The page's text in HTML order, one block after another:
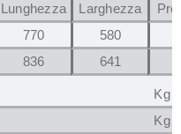
Lunghezza Larghezza
770 580
836 641
Kg
Kg